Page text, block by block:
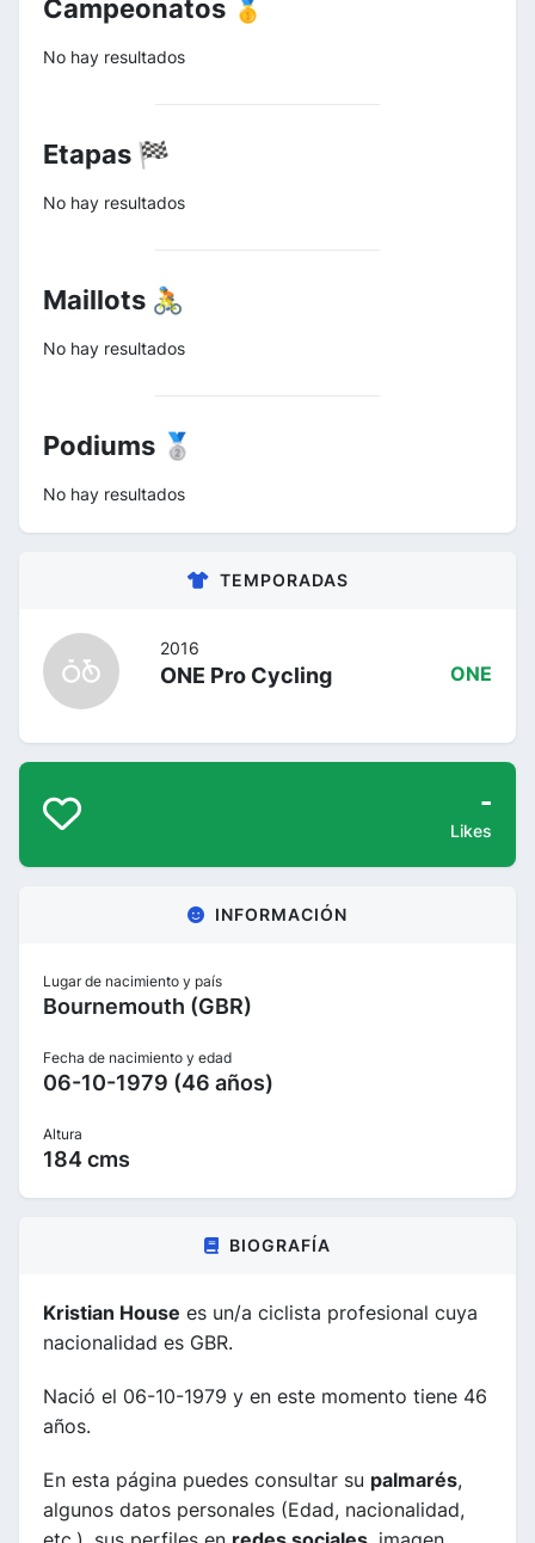
Campeonatos 🥇
No hay resultados
Etapas 🏁
No hay resultados
Maillots 🚴
No hay resultados
Podiums 🥈
No hay resultados
TEMPORADAS
2016
ONE Pro Cycling ONE
-
Likes
INFORMACIÓN
Lugar de nacimiento y país
Bournemouth (GBR)
Fecha de nacimiento y edad
06-10-1979 (46 años)
Altura
184 cms
BIOGRAFÍA
Kristian House es un/a ciclista profesional cuya
nacionalidad es GBR.
Nació el 06-10-1979 y en este momento tiene 46
años.
En esta página puedes consultar su palmarés,
algunos datos personales (Edad, nacionalidad,